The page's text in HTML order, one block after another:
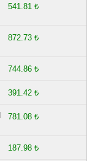
541.81 ₺
872.73 ₺
744.86 ₺
391.42 ₺
781.08 ₺
187.98 ₺